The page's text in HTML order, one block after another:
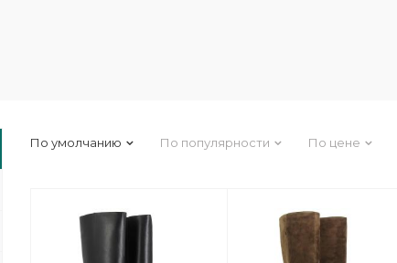
По умолчанию По популярности По цене